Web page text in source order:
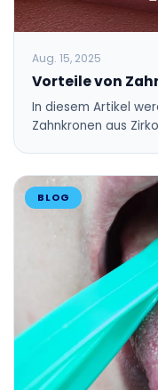
Aug. 15, 2025
Vorteile von
In diesem Artikel
Zahnkronen aus
BLOG